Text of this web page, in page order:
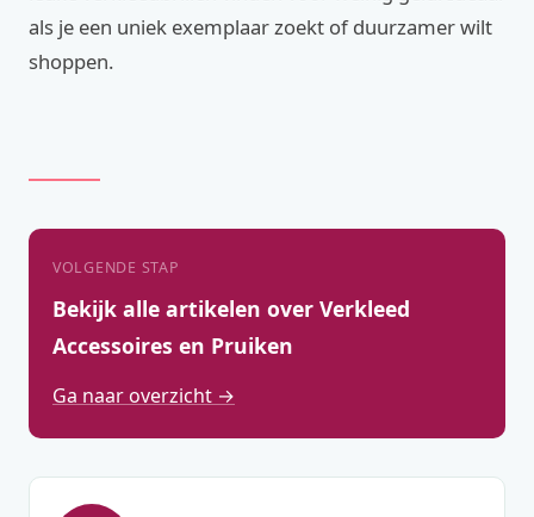
als je een uniek exemplaar zoekt of duurzamer wilt
shoppen.
VOLGENDE STAP
Bekijk alle artikelen over Verkleed
Accessoires en Pruiken
Ga naar overzicht →